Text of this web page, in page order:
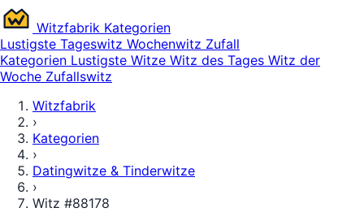
Witzfabrik Kategorien
Lustigste Tageswitz Wochenwitz Zufall
Kategorien Lustigste Witze Witz des Tages Witz der
Woche Zufallswitz
Witzfabrik
›
Kategorien
›
Datingwitze & Tinderwitze
›
Witz #88178